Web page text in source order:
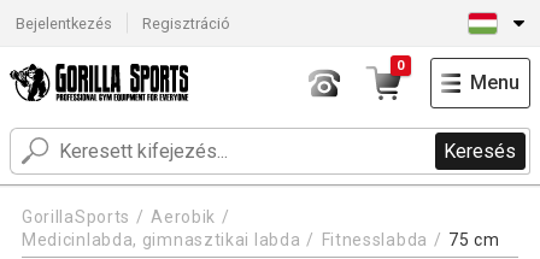
Bejelentkezés Regisztráció
Keresés
0
Menu
GorillaSports
Aerobik
Medicinlabda, gimnasztikai labda
Fitnesslabda 75 cm